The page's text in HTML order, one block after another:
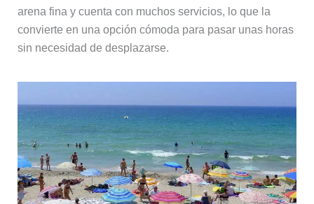
arena fina y cuenta con muchos servicios, lo que la
convierte en una opción cómoda para pasar unas horas
sin necesidad de desplazarse.